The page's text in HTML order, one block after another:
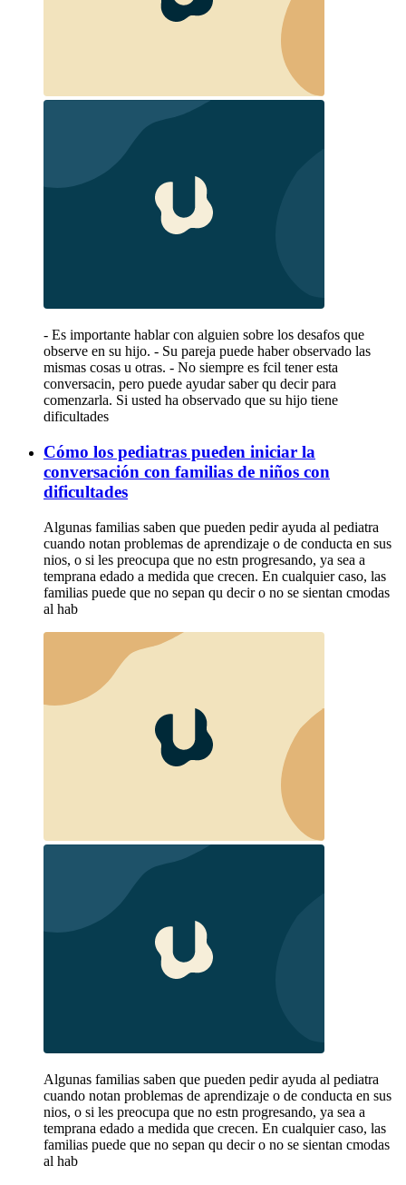
- Es importante hablar con alguien sobre los desafos que
observe en su hijo. - Su pareja puede haber observado las
mismas cosas u otras. - No siempre es fcil tener esta
conversacin, pero puede ayudar saber qu decir para
comenzarla. Si usted ha observado que su hijo tiene
dificultades
Cómo los pediatras pueden iniciar la
conversación con familias de niños con
dificultades
Algunas familias saben que pueden pedir ayuda al pediatra
cuando notan problemas de aprendizaje o de conducta en sus
nios, o si les preocupa que no estn progresando, ya sea a
temprana edado a medida que crecen. En cualquier caso, las
familias puede que no sepan qu decir o no se sientan cmodas
al hab
Algunas familias saben que pueden pedir ayuda al pediatra
cuando notan problemas de aprendizaje o de conducta en sus
nios, o si les preocupa que no estn progresando, ya sea a
temprana edado a medida que crecen. En cualquier caso, las
familias puede que no sepan qu decir o no se sientan cmodas
al hab